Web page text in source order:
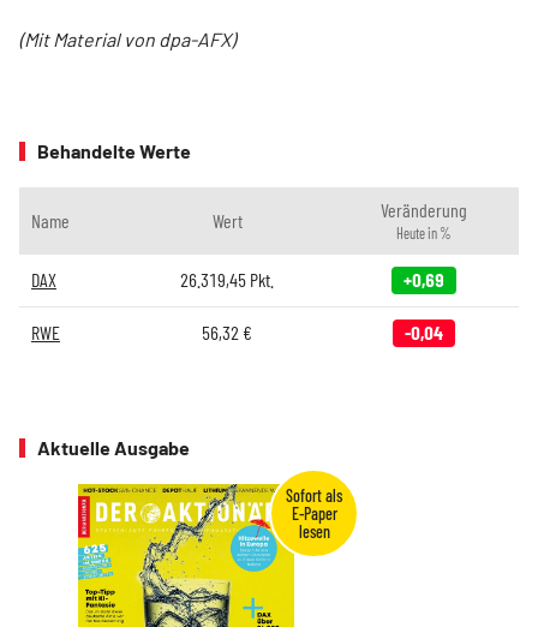
(Mit Material von dpa-AFX)
Behandelte Werte
Name Wert Veränderung
Heute in %
DAX 26.319,45 Pkt. +0,69
RWE 56,32 € -0,04
Aktuelle Ausgabe